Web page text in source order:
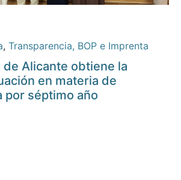
, Transparencia, BOP e Imprenta
de Alicante obtiene la
en materia de
por séptimo año